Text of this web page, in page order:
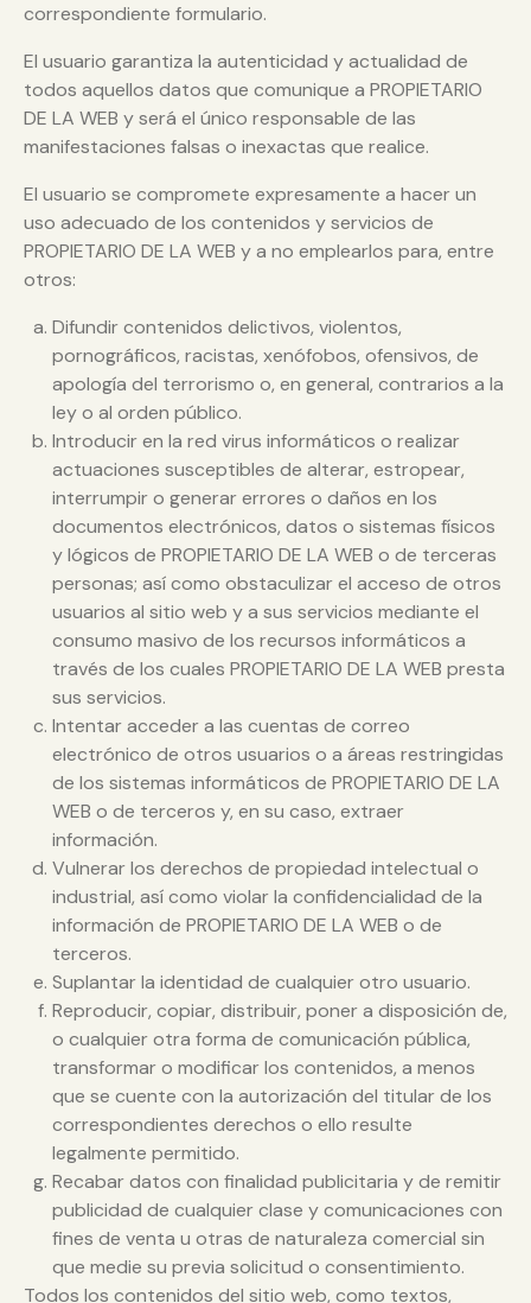
correspondiente formulario.
El usuario garantiza la autenticidad y actualidad de
todos aquellos datos que comunique a PROPIETARIO
DE LA WEB y será el único responsable de las
manifestaciones falsas o inexactas que realice.
El usuario se compromete expresamente a hacer un
uso adecuado de los contenidos y servicios de
PROPIETARIO DE LA WEB y a no emplearlos para, entre
otros:
Difundir contenidos delictivos, violentos,
pornográficos, racistas, xenófobos, ofensivos, de
apología del terrorismo o, en general, contrarios a la
ley o al orden público.
Introducir en la red virus informáticos o realizar
actuaciones susceptibles de alterar, estropear,
interrumpir o generar errores o daños en los
documentos electrónicos, datos o sistemas físicos
y lógicos de PROPIETARIO DE LA WEB o de terceras
personas; así como obstaculizar el acceso de otros
usuarios al sitio web y a sus servicios mediante el
consumo masivo de los recursos informáticos a
través de los cuales PROPIETARIO DE LA WEB presta
sus servicios.
Intentar acceder a las cuentas de correo
electrónico de otros usuarios o a áreas restringidas
de los sistemas informáticos de PROPIETARIO DE LA
WEB o de terceros y, en su caso, extraer
información.
Vulnerar los derechos de propiedad intelectual o
industrial, así como violar la confidencialidad de la
información de PROPIETARIO DE LA WEB o de
terceros.
Suplantar la identidad de cualquier otro usuario.
Reproducir, copiar, distribuir, poner a disposición de,
o cualquier otra forma de comunicación pública,
transformar o modificar los contenidos, a menos
que se cuente con la autorización del titular de los
correspondientes derechos o ello resulte
legalmente permitido.
Recabar datos con finalidad publicitaria y de remitir
publicidad de cualquier clase y comunicaciones con
fines de venta u otras de naturaleza comercial sin
que medie su previa solicitud o consentimiento.
Todos los contenidos del sitio web, como textos,